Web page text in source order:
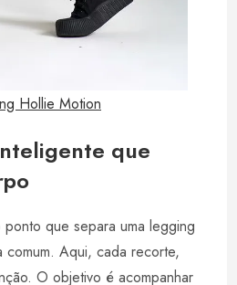
Hollie Motion
que
que separa uma legging
comum. Aqui, cada recorte,
O objetivo é acompanhar